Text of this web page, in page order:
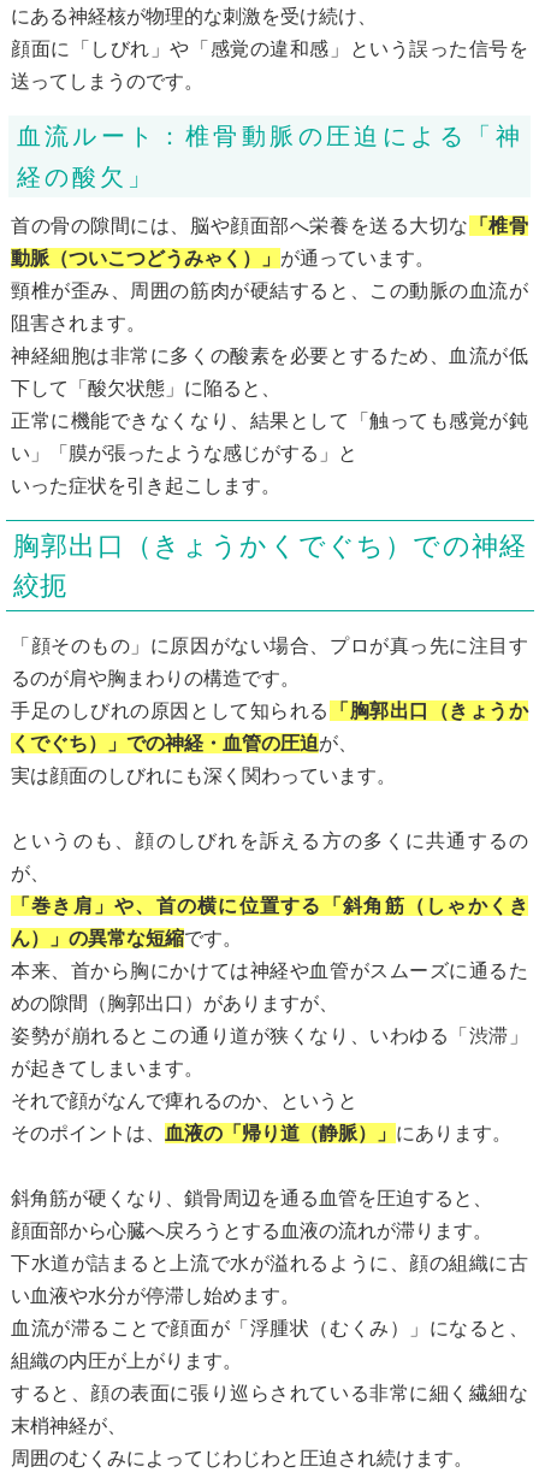
にある神経核が物理的な刺激を受け続け、
顔面に「しびれ」や「感覚の違和感」という誤った信号を
送ってしまうのです。
血流ルート：椎骨動脈の圧迫による「神
経の酸欠」
首の骨の隙間には、脳や顔面部へ栄養を送る大切な
「椎骨
動脈（ついこつどうみゃく）」 が通っています。
頸椎が歪み、周囲の筋肉が硬結すると、この動脈の血流が
阻害されます。
神経細胞は非常に多くの酸素を必要とするため、血流が低
下して「酸欠状態」に陥ると、
正常に機能できなくなり、結果として「触っても感覚が鈍
い」「膜が張ったような感じがする」と
いった症状を引き起こします。
胸郭出口（きょうかくでぐち）での神経
絞扼
「顔そのもの」に原因がない場合、プロが真っ先に注目す
るのが肩や胸まわりの構造です。
手足のしびれの原因として知られる
「胸郭出口（きょうか
くでぐち）」での神経・血管の圧迫が、
実は顔面のしびれにも深く関わっています。
というのも、顔のしびれを訴える方の多くに共通するの
が、
「巻き肩」や、首の横に位置する「斜角筋（しゃかくき
ん）」の異常な短縮です。
本来、首から胸にかけては神経や血管がスムーズに通るた
めの隙間（胸郭出口）がありますが、
姿勢が崩れるとこの通り道が狭くなり、いわゆる「渋滞」
が起きてしまいます。
それで顔がなんで痺れるのか、というと
そのポイントは、
血液の「帰り道（静脈）」 にあります。
斜角筋が硬くなり、鎖骨周辺を通る血管を圧迫すると、
顔面部から心臓へ戻ろうとする血液の流れが滞ります。
下水道が詰まると上流で水が溢れるように、顔の組織に古
い血液や水分が停滞し始めます。
血流が滞ることで顔面が「浮腫状（むくみ）」になると、
組織の内圧が上がります。
すると、顔の表面に張り巡らされている非常に細く繊細な
末梢神経が、
周囲のむくみによってじわじわと圧迫され続けます。